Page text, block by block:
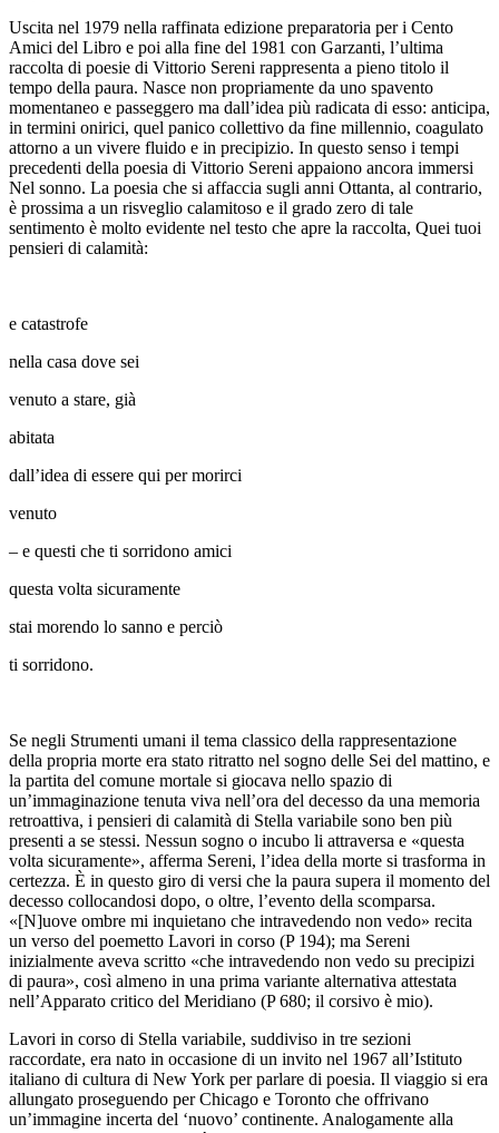
Uscita nel 1979 nella raffinata edizione preparatoria per i Cento
Amici del Libro e poi alla fine del 1981 con Garzanti, l’ultima
raccolta di poesie di Vittorio Sereni rappresenta a pieno titolo il
tempo della paura. Nasce non propriamente da uno spavento
momentaneo e passeggero ma dall’idea più radicata di esso: anticipa,
in termini onirici, quel panico collettivo da fine millennio, coagulato
attorno a un vivere fluido e in precipizio. In questo senso i tempi
precedenti della poesia di Vittorio Sereni appaiono ancora immersi
Nel sonno. La poesia che si affaccia sugli anni Ottanta, al contrario,
è prossima a un risveglio calamitoso e il grado zero di tale
sentimento è molto evidente nel testo che apre la raccolta, Quei tuoi
pensieri di calamità:
e catastrofe
nella casa dove sei
venuto a stare, già
abitata
dall’idea di essere qui per morirci
venuto
– e questi che ti sorridono amici
questa volta sicuramente
stai morendo lo sanno e perciò
ti sorridono.
Se negli Strumenti umani il tema classico della rappresentazione
della propria morte era stato ritratto nel sogno delle Sei del mattino, e
la partita del comune mortale si giocava nello spazio di
un’immaginazione tenuta viva nell’ora del decesso da una memoria
retroattiva, i pensieri di calamità di Stella variabile sono ben più
presenti a se stessi. Nessun sogno o incubo li attraversa e «questa
volta sicuramente», afferma Sereni, l’idea della morte si trasforma in
certezza. È in questo giro di versi che la paura supera il momento del
decesso collocandosi dopo, o oltre, l’evento della scomparsa.
«[N]uove ombre mi inquietano che intravedendo non vedo» recita
un verso del poemetto Lavori in corso (P 194); ma Sereni
inizialmente aveva scritto «che intravedendo non vedo su precipizi
di paura», così almeno in una prima variante alternativa attestata
nell’Apparato critico del Meridiano (P 680; il corsivo è mio).
Lavori in corso di Stella variabile, suddiviso in tre sezioni
raccordate, era nato in occasione di un invito nel 1967 all’Istituto
italiano di cultura di New York per parlare di poesia. Il viaggio si era
allungato proseguendo per Chicago e Toronto che offrivano
un’immagine incerta del ‘nuovo’ continente. Analogamente alla